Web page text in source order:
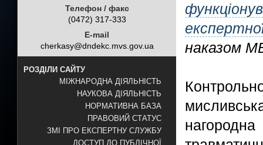
Телефон / факс
(0472) 317-333
E-mail
cherkasy@dndekc.mvs.gov.ua
РОЗДІЛИ САЙТУ
МІЖНАРОДНА ДІЯЛЬНІСТЬ
НАУКОВА ДІЯЛЬНІСТЬ
НОРМАТИВНА БАЗА
ПРАВОВИЙ СТАТУС
ЗМІ ПРО ЕКСПЕРТНУ СЛУЖБУ
ДОСТУП ДО ПУБЛІЧНОЇ
наказом